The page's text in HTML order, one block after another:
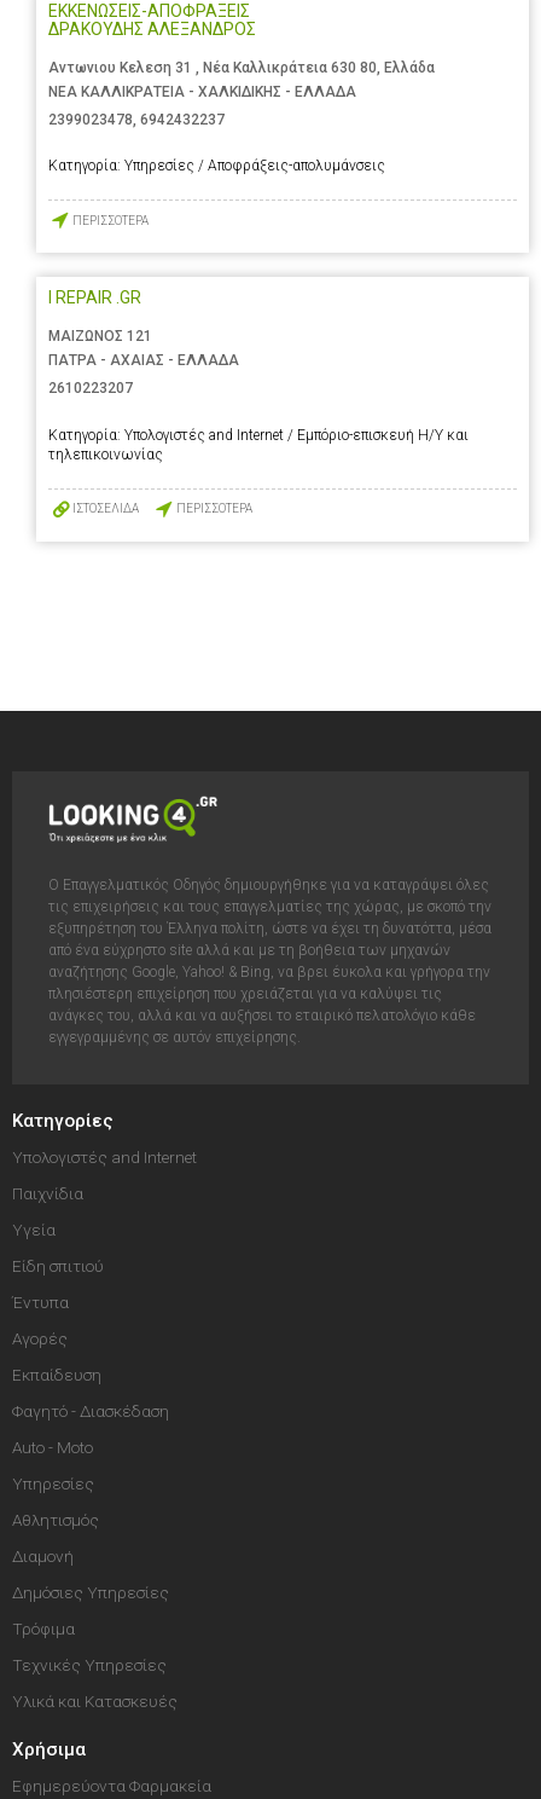
ΕΚΚΕΝΩΣΕΙΣ-ΑΠΟΦΡΑΞΕΙΣ
ΔΡΑΚΟΥΔΗΣ ΑΛΕΞΑΝΔΡΟΣ
Αντωνιου Κελεση 31 , Νέα Καλλικράτεια 630 80, Ελλάδα
ΝΕΑ ΚΑΛΛΙΚΡΑΤΕΙΑ - ΧΑΛΚΙΔΙΚΗΣ - ΕΛΛΑΔΑ
2399023478, 6942432237
Κατηγορία: Υπηρεσίες / Αποφράξεις-απολυμάνσεις
ΠΕΡΙΣΣΟΤΕΡΑ
I REPAIR .GR
ΜΑΙΖΩΝΟΣ 121
ΠΑΤΡΑ - ΑΧΑΙΑΣ - ΕΛΛΑΔΑ
2610223207
Κατηγορία: Υπολογιστές and Internet / Εμπόριο-επισκευή Η/Υ και
τηλεπικοινωνίας
ΙΣΤΟΣΕΛΙΔΑ ΠΕΡΙΣΣΟΤΕΡΑ
Ο Επαγγελματικός Οδηγός δημιουργήθηκε για να καταγράψει όλες
τις επιχειρήσεις και τους επαγγελματίες της χώρας, με σκοπό την
εξυπηρέτηση του Έλληνα πολίτη, ώστε να έχει τη δυνατόττα, μέσα
από ένα εύχρηστο site αλλά και με τη βοήθεια των μηχανών
αναζήτησης Google, Yahoo! & Bing, να βρει έυκολα και γρήγορα την
πλησιέστερη επιχείρηση που χρειάζεται για να καλύψει τις
ανάγκες του, αλλά και να αυξήσει το εταιρικό πελατολόγιο κάθε
εγγεγραμμένης σε αυτόν επιχείρησης.
Κατηγορίες
Υπολογιστές and Internet
Παιχνίδια
Υγεία
Είδη σπιτιού
Έντυπα
Αγορές
Εκπαίδευση
Φαγητό - Διασκέδαση
Auto - Moto
Υπηρεσίες
Αθλητισμός
Διαμονή
Δημόσιες Υπηρεσίες
Τρόφιμα
Τεχνικές Υπηρεσίες
Υλικά και Κατασκευές
Χρήσιμα
Εφημερεύοντα Φαρμακεία